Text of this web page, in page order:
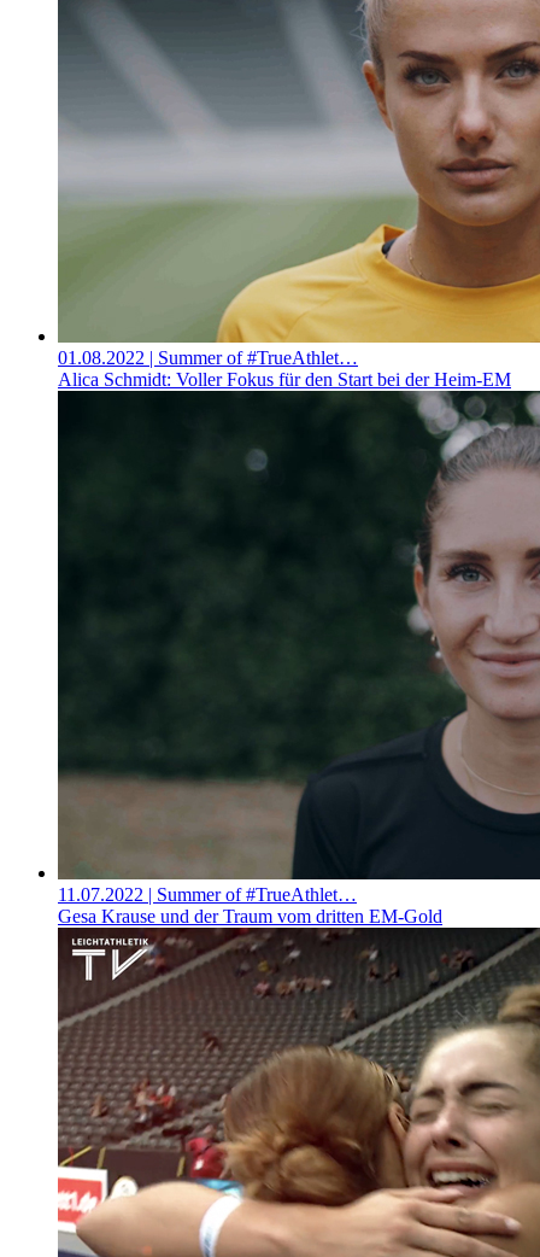
01.08.2022 | Summer of #TrueAthlet…
Alica Schmidt: Voller Fokus für den Start bei der Heim-EM
11.07.2022 | Summer of #TrueAthlet…
Gesa Krause und der Traum vom dritten EM-Gold